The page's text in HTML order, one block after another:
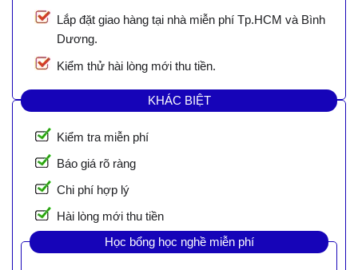
Lắp đặt giao hàng tại nhà miễn phí Tp.HCM và Bình
Dương.
Kiểm thử hài lòng mới thu tiền.
KHÁC BIỆT
Kiểm tra miễn phí
Báo giá rõ ràng
Chi phí hợp lý
Hài lòng mới thu tiền
Học bổng học nghề miễn phí